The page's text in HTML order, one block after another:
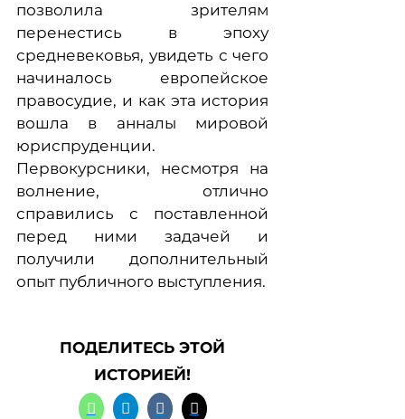
позволила зрителям
перенестись в эпоху
средневековья, увидеть с чего
начиналось европейское
правосудие, и как эта история
вошла в анналы мировой
юриспруденции.
Первокурсники, несмотря на
волнение, отлично
справились с поставленной
перед ними задачей и
получили дополнительный
опыт публичного выступления.
ПОДЕЛИТЕСЬ ЭТОЙ
ИСТОРИЕЙ!